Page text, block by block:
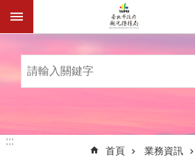
跳到主要內容區塊
:::
:::
首頁 業務資訊